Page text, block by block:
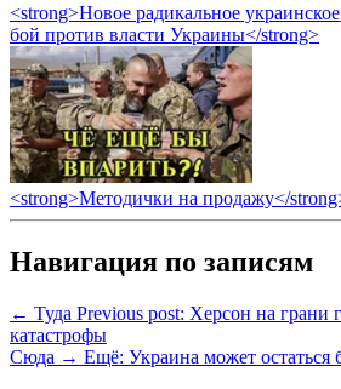
<strong>Новое радикальное
бой против власти Украины</strong>
<strong>Методички на продажу</
Навигация по записям
← Туда Previous post: Херсон на грани
катастрофы
Сюда → Ещё: Украина может остаться